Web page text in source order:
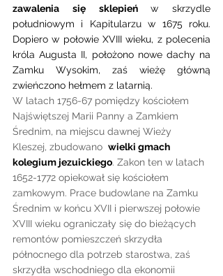
zawalenia się sklepień w skrzydle
południowym i Kapitularzu w 1675 roku.
Dopiero w połowie XVIII wieku, z polecenia
króla Augusta II, położono nowe dachy na
Zamku Wysokim, zaś wieżę główną
zwieńczono hełmem z latarnią.
W latach 1756-67 pomiędzy kościołem
Najświętszej Marii Panny a Zamkiem
Średnim, na miejscu dawnej Wieży
Kleszej, zbudowano wielki gmach
kolegium jezuickiego. Zakon ten w latach
1652-1772 opiekował się kościołem
zamkowym. Prace budowlane na Zamku
Średnim w końcu XVII i pierwszej połowie
XVIII wieku ograniczały się do bieżących
remontów pomieszczeń skrzydła
północnego dla potrzeb starostwa, zaś
skrzydła wschodniego dla ekonomii